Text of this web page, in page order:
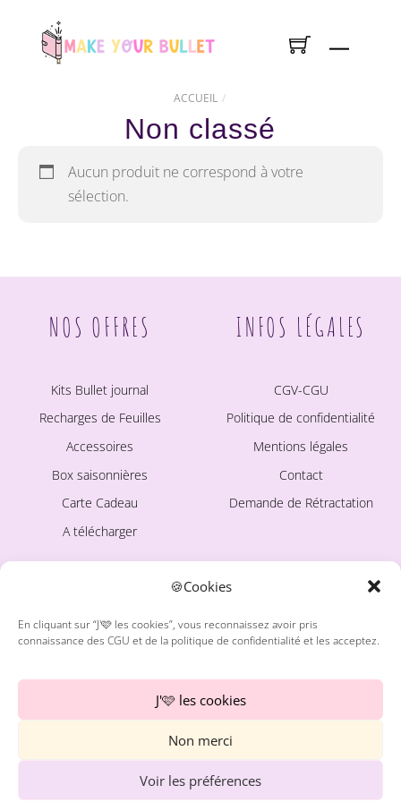
🍪Cookies
En cliquant sur “J'🩷 les cookies”, vous reconnaissez avoir pris
connaissance des CGU et de la politique de confidentialité et les acceptez.
J'🩷 les cookies
Non merci
Voir les préférences
content
Menu
ACCUEIL
Non classé
Aucun produit ne correspond à votre
sélection.
NOS OFFRES
Kits Bullet journal
Recharges de Feuilles
Accessoires
Box saisonnières
Carte Cadeau
A télécharger
INFOS LÉGALES
CGV-CGU
Politique de confidentialité
Mentions légales
Contact
Demande de Rétractation
Avis Clientes
Pinterest
confidentialitéet les
d'utilisation de Google